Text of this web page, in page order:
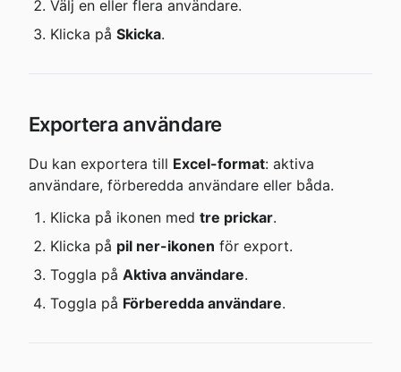
Välj en eller flera användare.
Klicka på Skicka.
Exportera användare
Du kan exportera till Excel-format: aktiva
användare, förberedda användare eller båda.
Klicka på ikonen med tre prickar.
Klicka på pil ner-ikonen för export.
Toggla på Aktiva användare.
Toggla på Förberedda användare.